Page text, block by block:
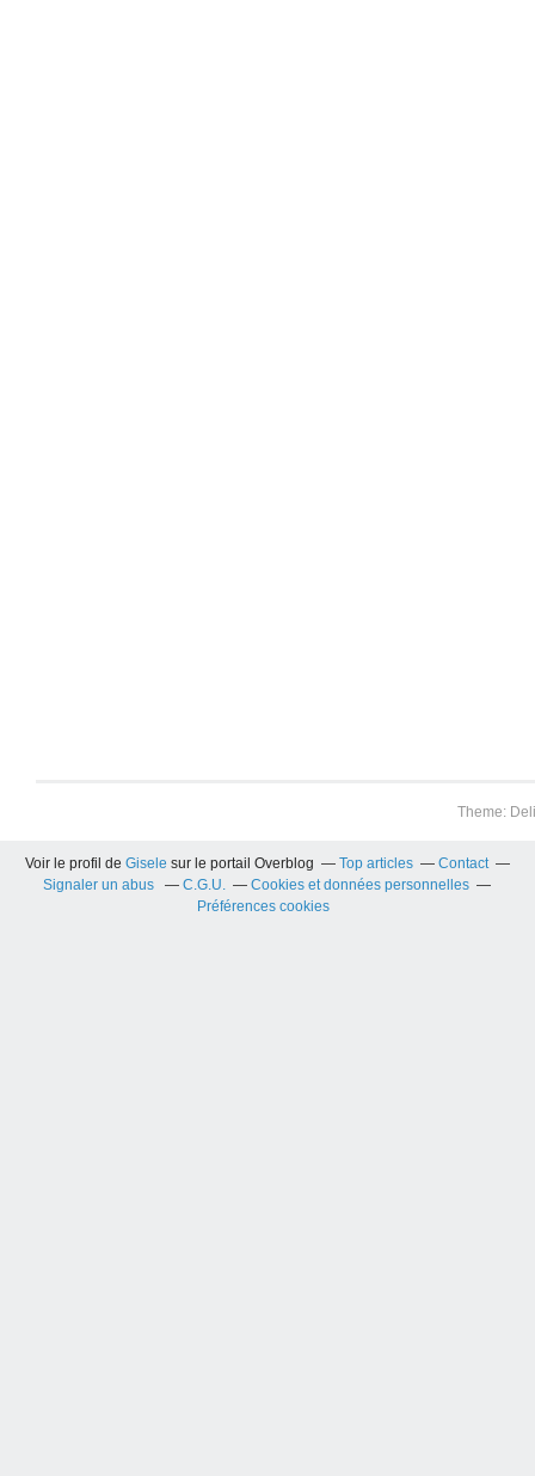
Theme:
Voir le profil de Gisele sur le portail Overblog Top articles
Contact
Signaler un abus
C.G.U.
Cookies et données personnelles
Préférences cookies